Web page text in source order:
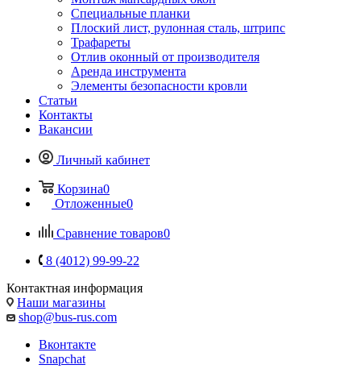
Специальные планки
Плоский лист, рулонная сталь, штрипс
Трафареты
Отлив оконный от производителя
Аренда инструмента
Элементы безопасности кровли
Статьи
Контакты
Вакансии
Личный кабинет
Корзина0
Отложенные0
Сравнение товаров0
8 (4012) 99-99-22
Контактная информация
Наши магазины
shop@bus-rus.com
Вконтакте
Snapchat